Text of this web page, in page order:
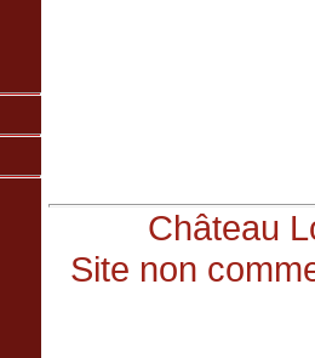
Château
Site non